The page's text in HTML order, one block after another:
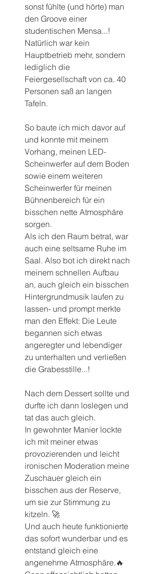
sonst fühlte (und hörte) man
den Groove einer
studentischen Mensa...!
Natürlich war kein
Hauptbetrieb mehr, sondern
lediglich die
Feiergesellschaft von ca. 40
Personen saß an langen
Tafeln.
So baute ich mich davor auf
und konnte mit meinem
Vorhang, meinen LED-
Scheinwerfer auf dem Boden
sowie einem weiteren
Scheinwerfer für meinen
Bühnenbereich für ein
bisschen nette Atmosphäre
sorgen.
Als ich den Raum betrat, war
auch eine seltsame Ruhe im
Saal. Also bot ich direkt nach
meinem schnellen Aufbau
an, auch gleich ein bisschen
Hintergrundmusik laufen zu
lassen- und prompt merkte
man den Effekt: Die Leute
begannen sich etwas
angeregter und lebendiger
zu unterhalten und verließen
die Grabesstille...!
Nach dem Dessert sollte und
durfte ich dann loslegen und
tat das auch gleich.
In gewohnter Manier lockte
ich mit meiner etwas
provozierenden und leicht
ironischen Moderation meine
Zuschauer gleich ein
bisschen aus der Reserve,
um sie zur Stimmung zu
kitzeln. 🚀
Und auch heute funktionierte
das sofort wunderbar und es
entstand gleich eine
angenehme Atmosphäre.🔥